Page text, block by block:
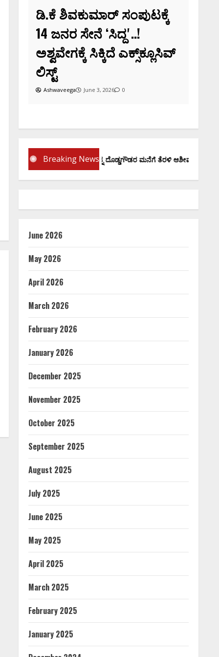
ಡಿ.ಕೆ ಶಿವಕುಮಾರ್‌ ಸಂಪುಟಕ್ಕೆ
14 ಜನರ ಸೇನೆ ʻಸಿದ್ದʼ..!
ಅಶ್ವವೇಗಕ್ಕೆ ಸಿಕ್ಕಿದೆ ಎಕ್ಸ್‌ಕ್ಲೂಸಿವ್‌
ಲಿಸ್ಟ್‌
Ashwaveega June 3, 2026 0
Breaking News
ಪ್ರಮಾಣ ವಚನಕ್ಕೂ ಮುನ್ನ ದೊಡ್ಡಗೌಡರ ಮನೆಗೆ ತೆರಳಿ ಆಶೀರ್ವಾದ ಪಡೆದ
June 2026
May 2026
April 2026
March 2026
February 2026
January 2026
December 2025
November 2025
October 2025
September 2025
August 2025
July 2025
June 2025
May 2025
April 2025
March 2025
February 2025
January 2025